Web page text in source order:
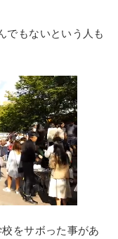
でもないという人も
をサボった事があ